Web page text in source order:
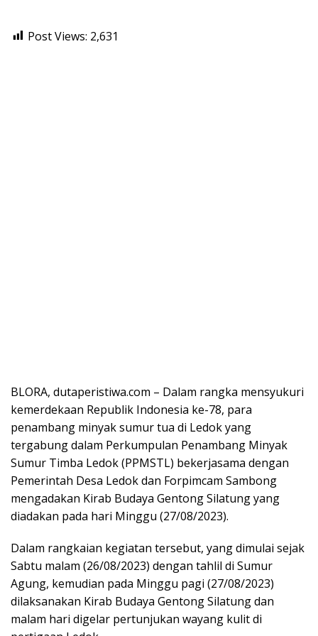
Post Views: 2,631
BLORA, dutaperistiwa.com – Dalam rangka mensyukuri
kemerdekaan Republik Indonesia ke-78, para
penambang minyak sumur tua di Ledok yang
tergabung dalam Perkumpulan Penambang Minyak
Sumur Timba Ledok (PPMSTL) bekerjasama dengan
Pemerintah Desa Ledok dan Forpimcam Sambong
mengadakan Kirab Budaya Gentong Silatung yang
diadakan pada hari Minggu (27/08/2023).
Dalam rangkaian kegiatan tersebut, yang dimulai sejak
Sabtu malam (26/08/2023) dengan tahlil di Sumur
Agung, kemudian pada Minggu pagi (27/08/2023)
dilaksanakan Kirab Budaya Gentong Silatung dan
malam hari digelar pertunjukan wayang kulit di